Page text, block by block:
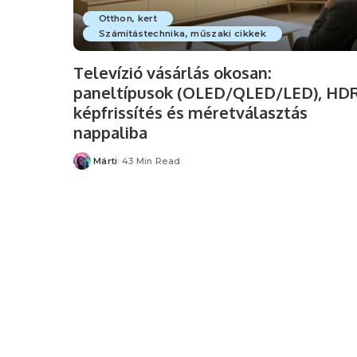
Otthon, kert
Számítástechnika, műszaki cikkek
Televízió vásárlás okosan:
paneltípusok (OLED/QLED/LED),
képfrissítés és méretválasztás
nappaliba
Posted
Márti 43 Min Read